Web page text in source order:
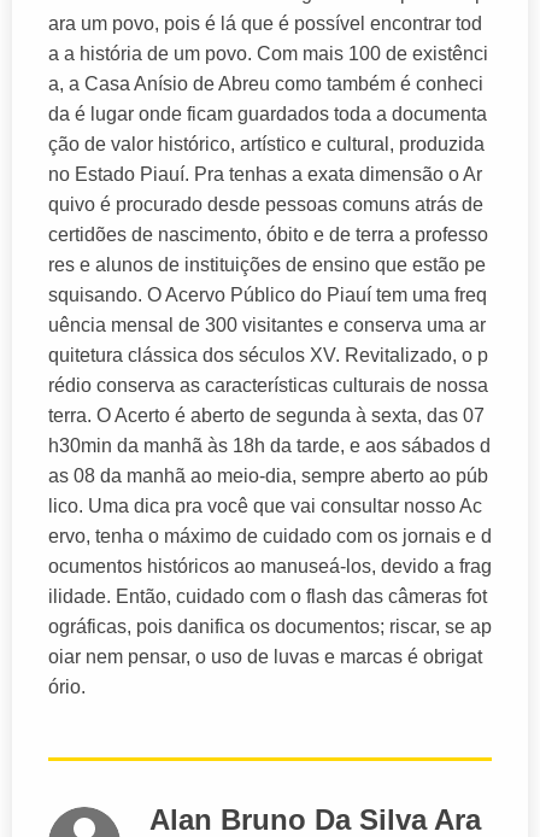
ara um povo, pois é lá que é possível encontrar tod
a a história de um povo. Com mais 100 de existênci
a, a Casa Anísio de Abreu como também é conheci
da é lugar onde ficam guardados toda a documenta
ção de valor histórico, artístico e cultural, produzida
no Estado Piauí. Pra tenhas a exata dimensão o Ar
quivo é procurado desde pessoas comuns atrás de
certidões de nascimento, óbito e de terra a professo
res e alunos de instituições de ensino que estão pe
squisando. O Acervo Público do Piauí tem uma freq
uência mensal de 300 visitantes e conserva uma ar
quitetura clássica dos séculos XV. Revitalizado, o p
rédio conserva as características culturais de nossa
terra. O Acerto é aberto de segunda à sexta, das 07
h30min da manhã às 18h da tarde, e aos sábados d
as 08 da manhã ao meio-dia, sempre aberto ao púb
lico. Uma dica pra você que vai consultar nosso Ac
ervo, tenha o máximo de cuidado com os jornais e d
ocumentos históricos ao manuseá-los, devido a frag
ilidade. Então, cuidado com o flash das câmeras fot
ográficas, pois danifica os documentos; riscar, se ap
oiar nem pensar, o uso de luvas e marcas é obrigat
ório.
Alan Bruno Da Silva Ara